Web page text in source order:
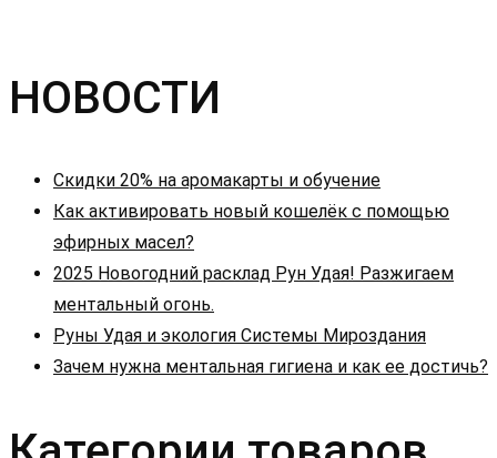
НОВОСТИ
Скидки 20% на аромакарты и обучение
Как активировать новый кошелёк с помощью
эфирных масел?
2025 Новогодний расклад Рун Удая! Разжигаем
ментальный огонь.
Руны Удая и экология Системы Мироздания
Зачем нужна ментальная гигиена и как ее достичь?